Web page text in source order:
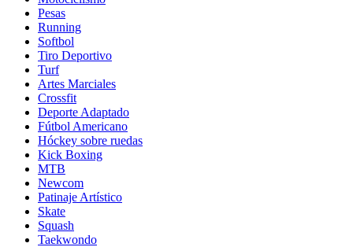
Pesas
Running
Softbol
Tiro Deportivo
Turf
Artes Marciales
Crossfit
Deporte Adaptado
Fútbol Americano
Hóckey sobre ruedas
Kick Boxing
MTB
Newcom
Patinaje Artístico
Skate
Squash
Taekwondo